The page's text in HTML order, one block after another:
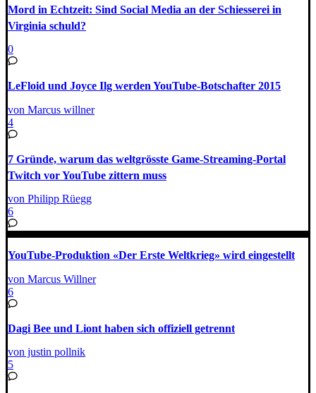
Mord in Echtzeit: Sind Social Media an der Schiesserei in
Virginia schuld?
0
LeFloid und Joyce Ilg werden YouTube-Botschafter 2015
von Marcus willner
4
7 Gründe, warum das weltgrösste Game-Streaming-Portal
Twitch vor YouTube zittern muss
von Philipp Rüegg
6
YouTube-Produktion «Der Erste Weltkrieg» wird eingestellt
von Marcus Willner
6
Dagi Bee und Liont haben sich offiziell getrennt
von justin pollnik
5